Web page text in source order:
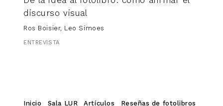
discurso visual
Ros Boisier, Leo Simoes
ENTREVISTA
Inicio Sala LUR Artículos Reseñas de fotolibros